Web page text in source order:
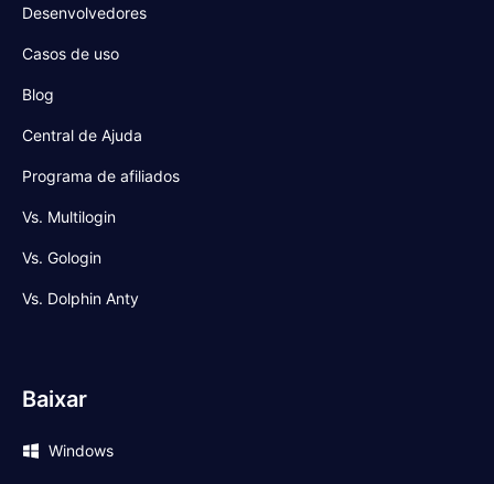
Desenvolvedores
Casos de uso
Blog
Central de Ajuda
Programa de afiliados
Vs. Multilogin
Vs. Gologin
Vs. Dolphin Anty
Baixar
Windows